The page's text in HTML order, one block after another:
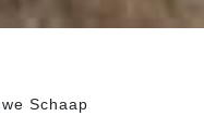
Schaap